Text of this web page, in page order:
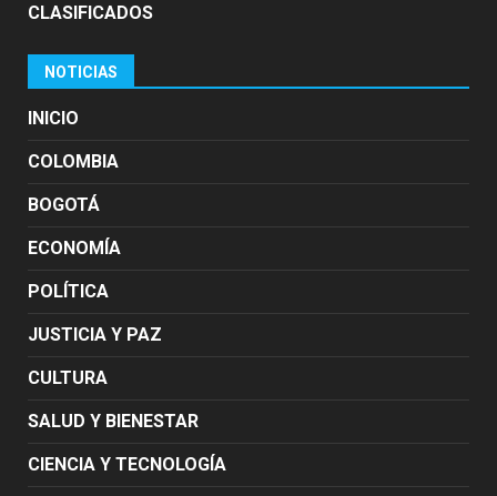
CLASIFICADOS
NOTICIAS
INICIO
COLOMBIA
BOGOTÁ
ECONOMÍA
POLÍTICA
JUSTICIA Y PAZ
CULTURA
SALUD Y BIENESTAR
CIENCIA Y TECNOLOGÍA